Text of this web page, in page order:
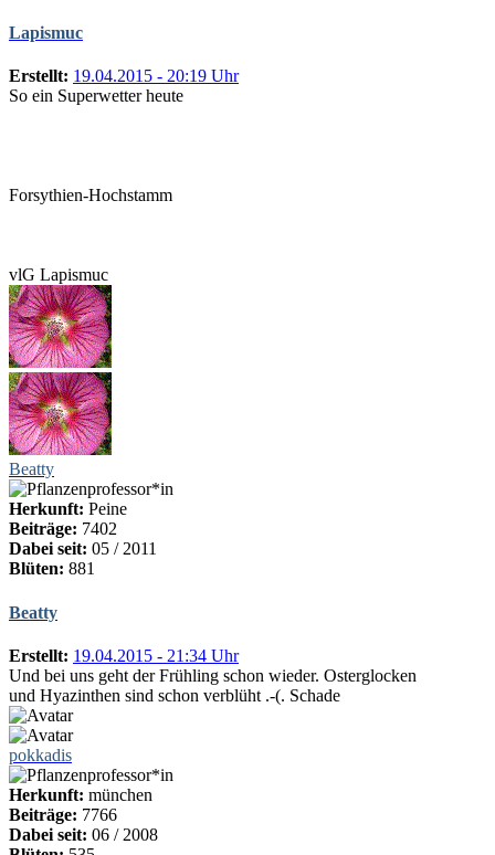
Lapismuc
Erstellt: 19.04.2015 - 20:19 Uhr
So ein Superwetter heute
Forsythien-Hochstamm
vlG Lapismuc
Beatty
Herkunft: Peine
Beiträge: 7402
Dabei seit: 05 / 2011
Blüten: 881
Beatty
Erstellt: 19.04.2015 - 21:34 Uhr
Und bei uns geht der Frühling schon wieder. Osterglocken
und Hyazinthen sind schon verblüht .-(. Schade
pokkadis
Herkunft: münchen
Beiträge: 7766
Dabei seit: 06 / 2008